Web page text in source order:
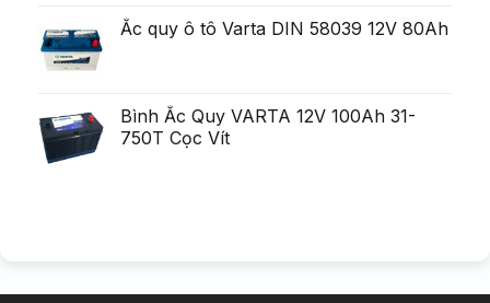
Ắc quy ô tô Varta DIN 58039 12V 80Ah
Bình Ắc Quy VARTA 12V 100Ah 31-
750T Cọc Vít